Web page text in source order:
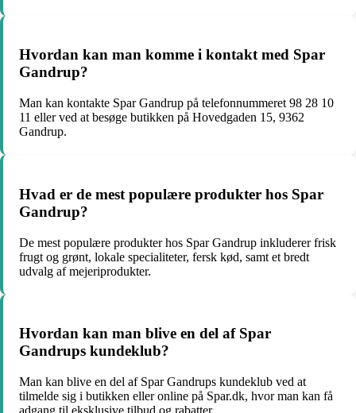
Hvordan kan man komme i kontakt med Spar
Gandrup?
Man kan kontakte Spar Gandrup på telefonnummeret 98 28 10
11 eller ved at besøge butikken på Hovedgaden 15, 9362
Gandrup.
Hvad er de mest populære produkter hos Spar
Gandrup?
De mest populære produkter hos Spar Gandrup inkluderer frisk
frugt og grønt, lokale specialiteter, fersk kød, samt et bredt
udvalg af mejeriprodukter.
Hvordan kan man blive en del af Spar
Gandrups kundeklub?
Man kan blive en del af Spar Gandrups kundeklub ved at
tilmelde sig i butikken eller online på Spar.dk, hvor man kan få
adgang til eksklusive tilbud og rabatter.